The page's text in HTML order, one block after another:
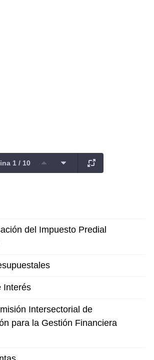
1 / 10
del Impuesto Predial
Interés
Intersectorial de
para la Gestión Financiera